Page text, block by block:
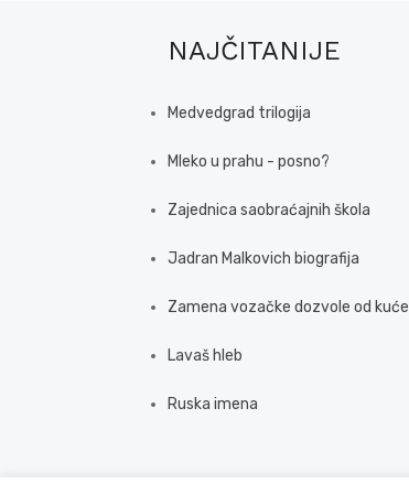
NAJČITANIJE
Medvedgrad trilogija
Mleko u prahu - posno?
Zajednica saobraćajnih škola
Jadran Malkovich biografija
Zamena vozačke dozvole od kuće
Lavaš hleb
Ruska imena